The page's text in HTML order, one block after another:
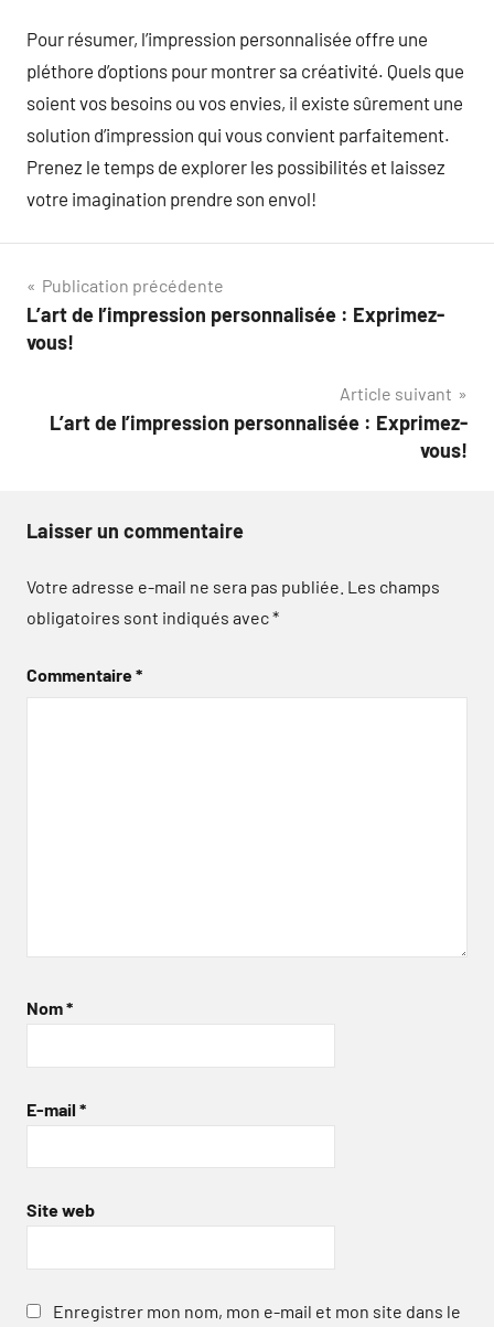
Pour résumer, l’impression personnalisée offre une
pléthore d’options pour montrer sa créativité. Quels que
soient vos besoins ou vos envies, il existe sûrement une
solution d’impression qui vous convient parfaitement.
Prenez le temps de explorer les possibilités et laissez
votre imagination prendre son envol!
Navigation
de
Publication précédente
L’art de l’impression personnalisée : Exprimez-
vous!
Article suivant
L’art de l’impression personnalisée : Exprimez-
vous!
Laisser un commentaire
Votre adresse e-mail ne sera pas publiée. Les champs
obligatoires sont indiqués avec*
Commentaire*
Nom*
E-mail *
Site web
Enregistrer mon nom, mon e-mail et mon site dans le